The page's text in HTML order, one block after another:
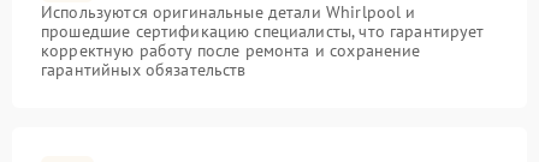
Используются оригинальные детали Whirlpool и
прошедшие сертификацию специалисты, что гарантирует
корректную работу после ремонта и сохранение
гарантийных обязательств